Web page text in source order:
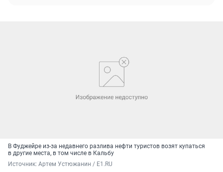
В Фуджейре из-за недавнего разлива нефти туристов возят купаться
в другие места, в том числе в Кальбу
Источник: Артем Устюжанин / E1.RU